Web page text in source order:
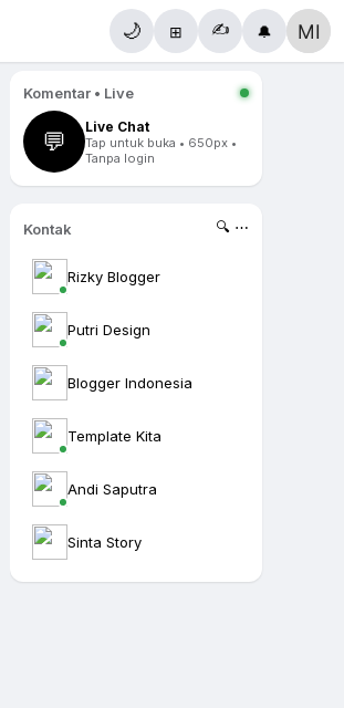
🌙 ⊞ ✍️ 🔔
Komentar • Live
💬
Live Chat
Tap untuk buka • 650px •
Tanpa login
Kontak 🔍 ⋯
Rizky Blogger
Putri Design
Blogger Indonesia
Template Kita
Andi Saputra
Sinta Story